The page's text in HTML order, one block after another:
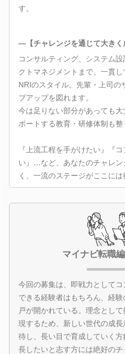
す。
―【チャレンジを通じて大きく
コンサルティング、システム
クトマネジメントまで、一貫
NRIのスタイル。先輩・上司の
プアップを図れます。
今は足りない部分があっても
ポートする教育・研修体制も整
『上流工程を手がけたい』『
い』…など、あなたのチャレン
く、一流のステージがここには
マイナビ転職
今回の募集は、即戦力として
できる経験者はもちろん、経
戸が開かれている。理念とし
現するため、新しい世代の成
待し、長い目で育成していく
長したいと志す方には絶好の